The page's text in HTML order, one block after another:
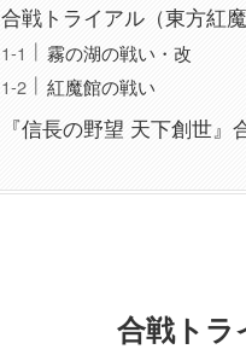
合戦トライアル（東方紅魔
霧の湖の戦い・改
紅魔館の戦い
『信長の野望 天下創世
合戦トラ